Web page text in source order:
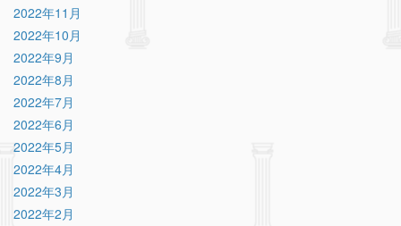
2022年11月
2022年10月
2022年9月
2022年8月
2022年7月
2022年6月
2022年5月
2022年4月
2022年3月
2022年2月